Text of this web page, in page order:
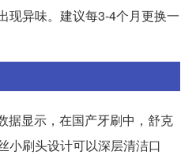
现异味。建议每3-4个月更换一
据显示，在国产牙刷中，舒克
小刷头设计可以深层清洁口